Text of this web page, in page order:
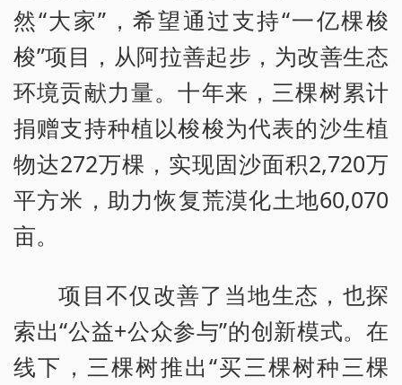
然“大家”，希望通过支持“一亿棵梭
梭”项目，从阿拉善起步，为改善生态
环境贡献力量。十年来，三棵树累计
捐赠支持种植以梭梭为代表的沙生植
物达272万棵，实现固沙面积2,720万
平方米，助力恢复荒漠化土地60,070
亩。
项目不仅改善了当地生态，也探
索出“公益+公众参与”的创新模式。在
线下，三棵树推出“买三棵树种三棵